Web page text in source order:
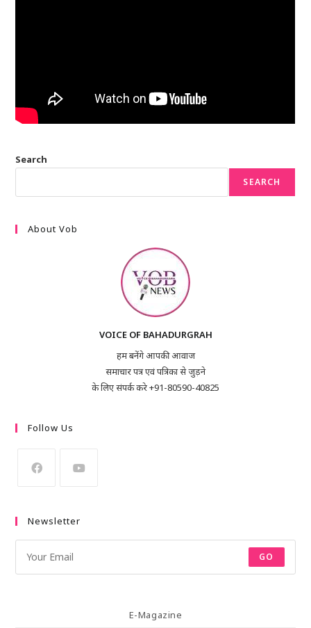
Search
SEARCH
About Vob
VOICE OF BAHADURGRAH
हम बनेंगे आपकी आवाज
समाचार पत्र एवं पत्रिका से जुड़ने
के लिए संपर्क करे +91-80590-40825
Follow Us
Newsletter
GO
E-Magazine